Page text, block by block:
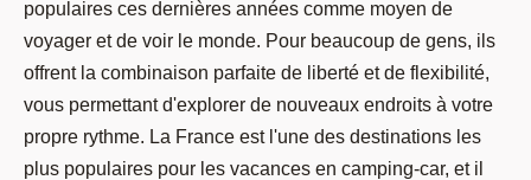
populaires ces dernières années comme moyen de
voyager et de voir le monde. Pour beaucoup de gens, ils
offrent la combinaison parfaite de liberté et de flexibilité,
vous permettant d'explorer de nouveaux endroits à votre
propre rythme. La France est l'une des destinations les
plus populaires pour les vacances en camping-car, et il